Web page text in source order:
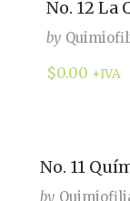
No. 12 La
by
$0.00 +IVA
No. 11
by